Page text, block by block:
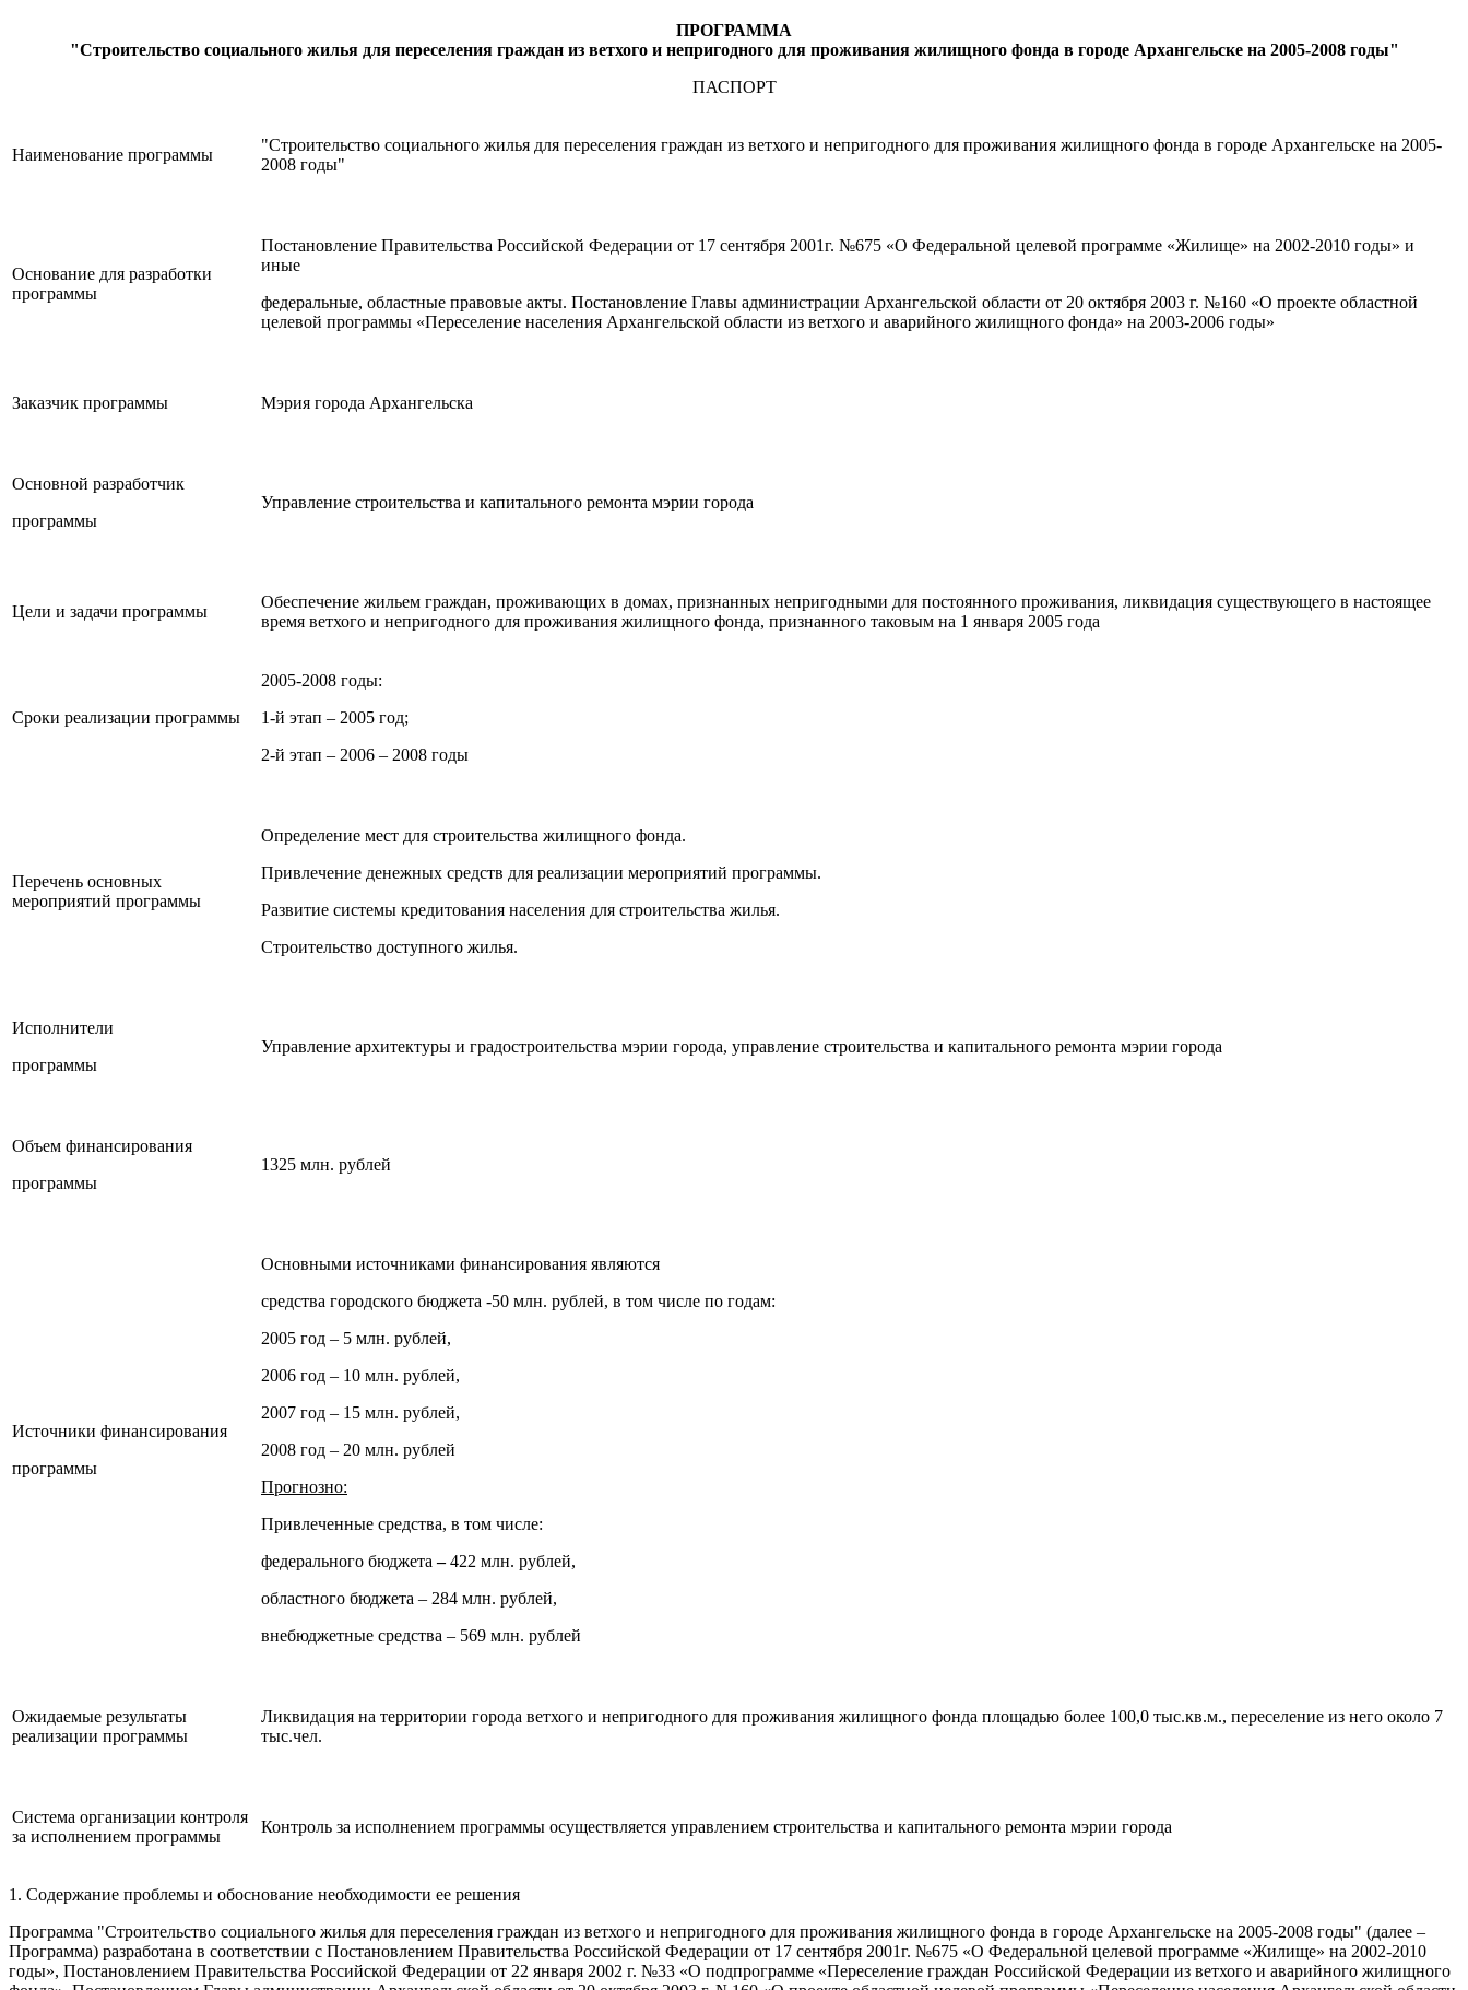
ПРОГРАММА
"Строительство социального жилья для переселения граждан из ветхого и непригодного для проживания жилищного фонда в городе Архангельске на 2005-2008 годы"
ПАСПОРТ
Наименование программы
"Строительство социального жилья для переселения граждан из ветхого и непригодного для проживания жилищного фонда в городе Архангельске на 2005-
2008 годы"
Основание для разработки
программы
Постановление Правительства Российской Федерации от 17 сентября 2001г. №675 «О Федеральной целевой программе «Жилище» на 2002-2010 годы» и
иные
федеральные, областные правовые акты. Постановление Главы администрации Архангельской области от 20 октября 2003 г. №160 «О проекте областной
целевой программы «Переселение населения Архангельской области из ветхого и аварийного жилищного фонда» на 2003-2006 годы»
Заказчик программы Мэрия города Архангельска
Основной разработчик
программы
Управление строительства и капитального ремонта мэрии города
Цели и задачи программы
Обеспечение жильем граждан, проживающих в домах, признанных непригодными для постоянного проживания, ликвидация существующего в настоящее
время ветхого и непригодного для проживания жилищного фонда, признанного таковым на 1 января 2005 года
Сроки реализации программы
2005-2008 годы:
1-й этап – 2005 год;
2-й этап – 2006 – 2008 годы
Перечень основных
мероприятий программы
Определение мест для строительства жилищного фонда.
Привлечение денежных средств для реализации мероприятий программы.
Развитие системы кредитования населения для строительства жилья.
Строительство доступного жилья.
Исполнители
программы
Управление архитектуры и градостроительства мэрии города, управление строительства и капитального ремонта мэрии города
Объем финансирования
программы
1325 млн. рублей
Источники финансирования
программы
Основными источниками финансирования являются
средства городского бюджета -50 млн. рублей, в том числе по годам:
2005 год – 5 млн. рублей,
2006 год – 10 млн. рублей,
2007 год – 15 млн. рублей,
2008 год – 20 млн. рублей
Прогнозно:
Привлеченные средства, в том числе:
федерального бюджета –422 млн. рублей,
областного бюджета – 284 млн. рублей,
внебюджетные средства – 569 млн. рублей
Ожидаемые результаты
реализации программы
Ликвидация на территории города ветхого и непригодного для проживания жилищного фонда площадью более 100,0 тыс.кв.м., переселение из него около 7
тыс.чел.
Система организации контроля
за исполнением программы
Контроль за исполнением программы осуществляется управлением строительства и капитального ремонта мэрии города
1. Содержание проблемы и обоснование необходимости ее решения
Программа "Строительство социального жилья для переселения граждан из ветхого и непригодного для проживания жилищного фонда в городе Архангельске на 2005-2008 годы" (далее –
Программа) разработана в соответствии с Постановлением Правительства Российской Федерации от 17 сентября 2001г. №675 «О Федеральной целевой программе «Жилище» на 2002-2010
годы», Постановлением Правительства Российской Федерации от 22 января 2002 г. №33 «О подпрограмме «Переселение граждан Российской Федерации из ветхого и аварийного жилищного